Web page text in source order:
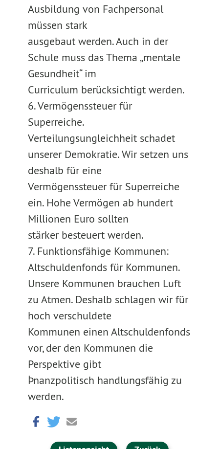
Ausbildung von Fachpersonal
müssen stark
ausgebaut werden. Auch in der
Schule muss das Thema „mentale
Gesundheit“ im
Curriculum berücksichtigt werden.
6. Vermögenssteuer für
Superreiche.
Verteilungsungleichheit schadet
unserer Demokratie. Wir setzen uns
deshalb für eine
Vermögenssteuer für Superreiche
ein. Hohe Vermögen ab hundert
Millionen Euro sollten
stärker besteuert werden.
7. Funktionsfähige Kommunen:
Altschuldenfonds für Kommunen.
Unsere Kommunen brauchen Luft
zu Atmen. Deshalb schlagen wir für
hoch verschuldete
Kommunen einen Altschuldenfonds
vor, der den Kommunen die
Perspektive gibt
Þnanzpolitisch handlungsfähig zu
werden.